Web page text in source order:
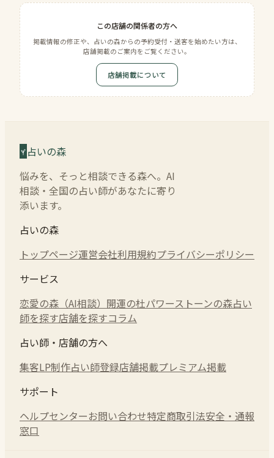
この店舗の関係者の方へ
掲載情報の修正や、占いの森からの予約受付・送客を始めたい方は、
店舗掲載のご案内をご覧ください。
店舗掲載について
占いの森
悩みを、そっと相談できる森へ。AI
相談・全国の占い師があなたに寄り
添います。
占いの森
トップページ運営会社利用規約プライバシーポリシー
サービス
恋愛の森（AI相談） 開運の杜パワーストーンの森占い
師を探す店舗を探すコラム
占い師・店舗の方へ
集客LP制作占い師登録店舗掲載プレミアム掲載
サポート
ヘルプセンターお問い合わせ特定商取引法安全・通報
窓口